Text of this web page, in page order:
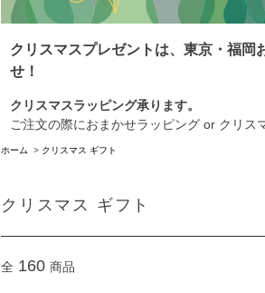
クリスマスプレゼントは、東京・福岡
せ！
クリスマスラッピング承ります。
ご注文の際におまかせラッピング or クリス
ホーム > クリスマス ギフト
クリスマス ギフト
全 160 商品